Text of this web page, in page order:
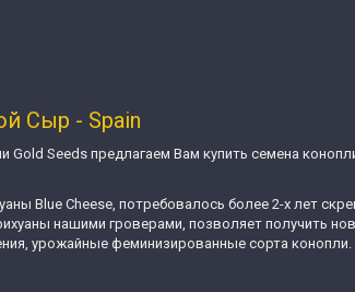
Сыр - Spain
Seeds предлагаем Вам купить семена
Blue Cheese, потребовалось более 2-х лет
нашими гроверами, позволяет получить
урожайные феминизированные сорта конопли.